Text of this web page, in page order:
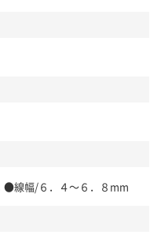
●線幅/６．４～６．８mm